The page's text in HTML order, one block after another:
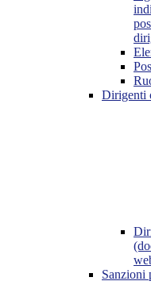
Dirigenti
Sanzioni